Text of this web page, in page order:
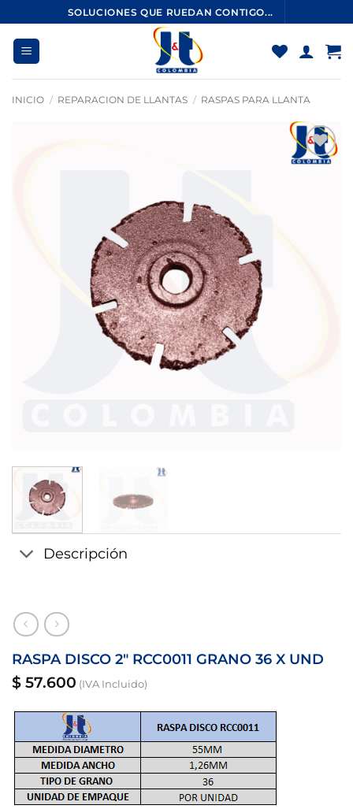
al
contenido
SOLUCIONES QUE RUEDAN CONTIGO...
INICIO / REPARACION DE LLANTAS / RASPAS PARA LLANTA
Descripción
RASPA DISCO 2″ RCC0011 GRANO 36 X UND
$ 57.600 (IVA Incluido)